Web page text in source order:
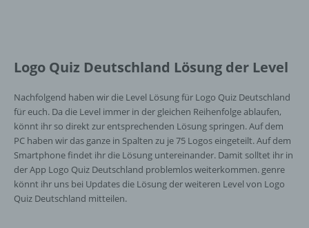
Logo Quiz Deutschland Lösung der Level
Nachfolgend haben wir die Level Lösung für Logo Quiz Deutschland
für euch. Da die Level immer in der gleichen Reihenfolge ablaufen,
könnt ihr so direkt zur entsprechenden Lösung springen. Auf dem
PC haben wir das ganze in Spalten zu je 75 Logos eingeteilt. Auf dem
Smartphone findet ihr die Lösung untereinander. Damit solltet ihr in
der App Logo Quiz Deutschland problemlos weiterkommen. genre
könnt ihr uns bei Updates die Lösung der weiteren Level von Logo
Quiz Deutschland mitteilen.